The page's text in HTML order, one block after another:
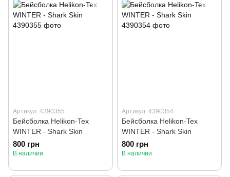
Артикул: 4390355
Бейсболка Helikon-Tex
WINTER - Shark Skin
800 грн
В наличии
Артикул: 4390354
Бейсболка Helikon-Tex
WINTER - Shark Skin
800 грн
В наличии